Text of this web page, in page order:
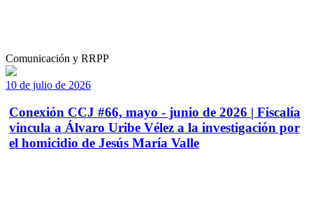
Comunicación y RRPP
10 de julio de 2026
Conexión CCJ #66, mayo - junio de 2026 | Fiscalía
vincula a Álvaro Uribe Vélez a la investigación por
el homicidio de Jesús María Valle